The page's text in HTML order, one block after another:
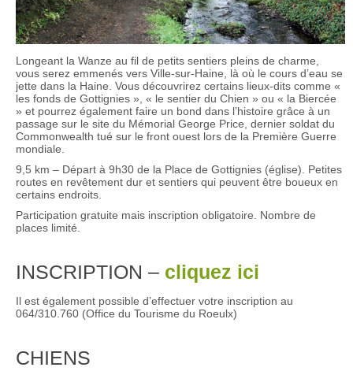
Longeant la Wanze au fil de petits sentiers pleins de charme,
vous serez emmenés vers Ville-sur-Haine, là où le cours d’eau se
jette dans la Haine. Vous découvrirez certains lieux-dits comme «
les fonds de Gottignies », « le sentier du Chien » ou « la Biercée
» et pourrez également faire un bond dans l’histoire grâce à un
passage sur le site du Mémorial George Price, dernier soldat du
Commonwealth tué sur le front ouest lors de la Première Guerre
mondiale.
9,5 km – Départ à 9h30 de la Place de Gottignies (église). Petites
routes en revêtement dur et sentiers qui peuvent être boueux en
certains endroits.
Participation gratuite mais inscription obligatoire. Nombre de
places limité.
INSCRIPTION – cliquez ici
Il est également possible d’effectuer votre inscription au
064/310.760 (Office du Tourisme du Roeulx)
CHIENS